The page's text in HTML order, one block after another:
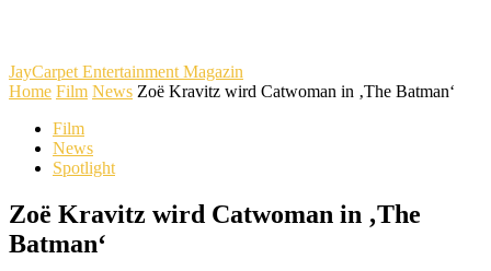
JayCarpet Entertainment Magazin
Home Film News Zoë Kravitz wird Catwoman in ‚The Batman‘
Film
News
Spotlight
Zoë Kravitz wird Catwoman in ‚The
Batman‘